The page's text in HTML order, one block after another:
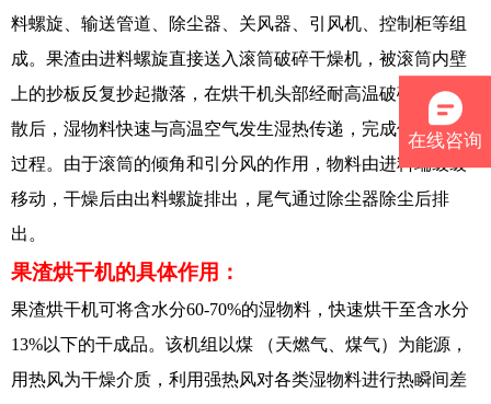
料螺旋、输送管道、除尘器、关风器、引风机、控制柜等组
成。果渣由进料螺旋直接送入滚筒破碎干燥机，被滚筒内壁
上的抄板反复抄起撒落，在烘干机头部经耐高温破碎装置击
散后，湿物料快速与高温空气发生湿热传递，完成传热传质
过程。由于滚筒的倾角和引分风的作用，物料由进料端缓缓
移动，干燥后由出料螺旋排出，尾气通过除尘器除尘后排
出。
果渣烘干机的具体作用：
果渣烘干机可将含水分60-70%的湿物料，快速烘干至含水分
13%以下的干成品。该机组以煤 （天燃气、煤气）为能源，
用热风为干燥介质，利用强热风对各类湿物料进行热瞬间差
在线咨询